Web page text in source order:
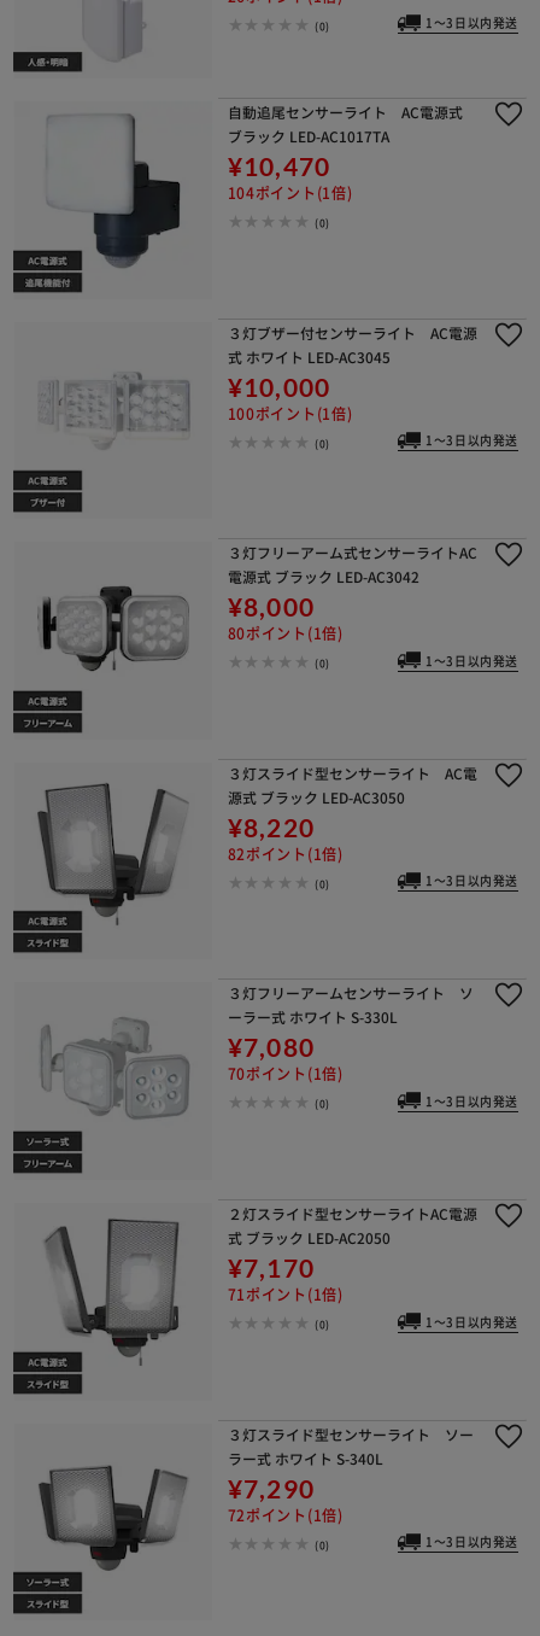
(0) 1～3日以内発送
自動追尾センサーライト AC電源式
ブラック LED-AC1017TA
¥10,470
104ポイント(1倍)
(0)
３灯ブザー付センサーライト AC電源
式 ホワイト LED-AC3045
¥10,000
100ポイント(1倍)
(0) 1～3日以内発送
３灯フリーアーム式センサーライトAC
電源式 ブラック LED-AC3042
¥8,000
80ポイント(1倍)
(0) 1～3日以内発送
３灯スライド型センサーライト AC電
源式 ブラック LED-AC3050
¥8,220
82ポイント(1倍)
(0) 1～3日以内発送
３灯フリーアームセンサーライト ソ
ーラー式 ホワイト S-330L
¥7,080
70ポイント(1倍)
(0) 1～3日以内発送
２灯スライド型センサーライトAC電源
式 ブラック LED-AC2050
¥7,170
71ポイント(1倍)
(0) 1～3日以内発送
３灯スライド型センサーライト ソー
ラー式 ホワイト S-340L
¥7,290
72ポイント(1倍)
(0) 1～3日以内発送